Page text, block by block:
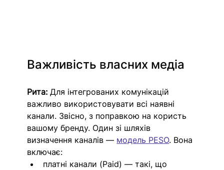
Важливість власних медіа
Рита: Для інтегрованих комунікацій
важливо використовувати всі наявні
канали. Звісно, з поправкою на користь
вашому бренду. Один зі шляхів
визначення каналів — модель PESO. Вона
включає:
платні канали (Paid) — такі, що